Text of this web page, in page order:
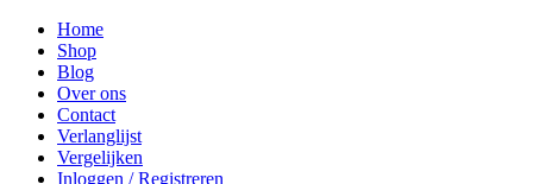
Home
Shop
Blog
Over ons
Contact
Verlanglijst
Vergelijken
Inloggen / Registreren